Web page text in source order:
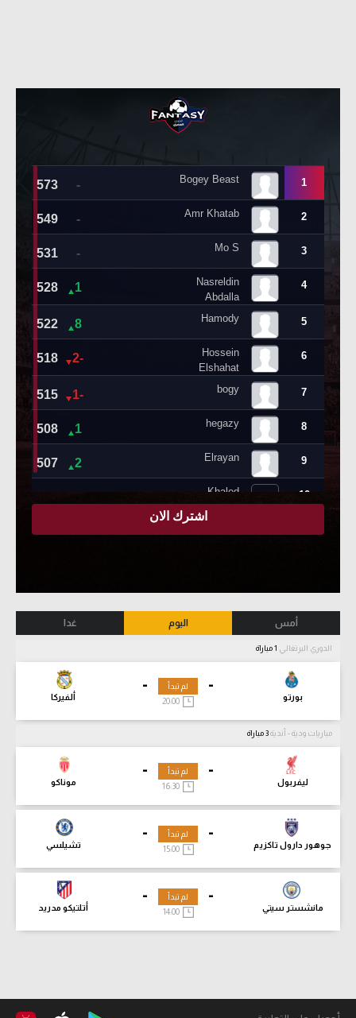
أمس اليوم غدا
الدوري البرتغالي
-
بورتو
-
ألفيركا
لم تبدأ
مباريات ودية - أندية
-
ليفربول
-
موناكو
لم تبدأ
-
جوهور دارول تاكزيم
-
تشيلسي
لم تبدأ
15:00
-
مانشستر سيتي
-
أتلتيكو مدريد
لم تبدأ
14:00